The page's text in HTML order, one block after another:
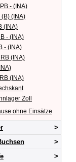
- (INA)
(B) (INA)
(INA)
- (INA)
- (INA)
(INA)
(INA)
Zoll
ohne Einsätze